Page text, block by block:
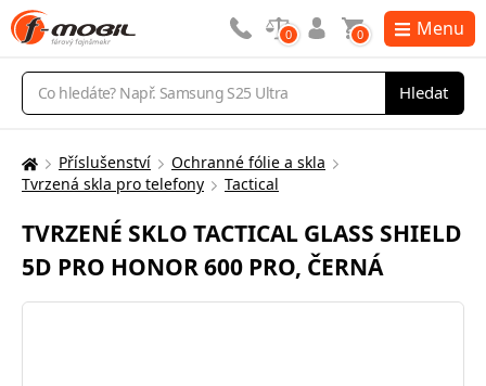
Vyhledávání
Hledat
0 0 Menu
Zde
nacházíte:
Příslušenství
Ochranné fólie a skla
Tvrzená skla pro telefony
Tactical
TVRZENÉ SKLO TACTICAL GLASS SHIELD
5D PRO HONOR 600 PRO, ČERNÁ